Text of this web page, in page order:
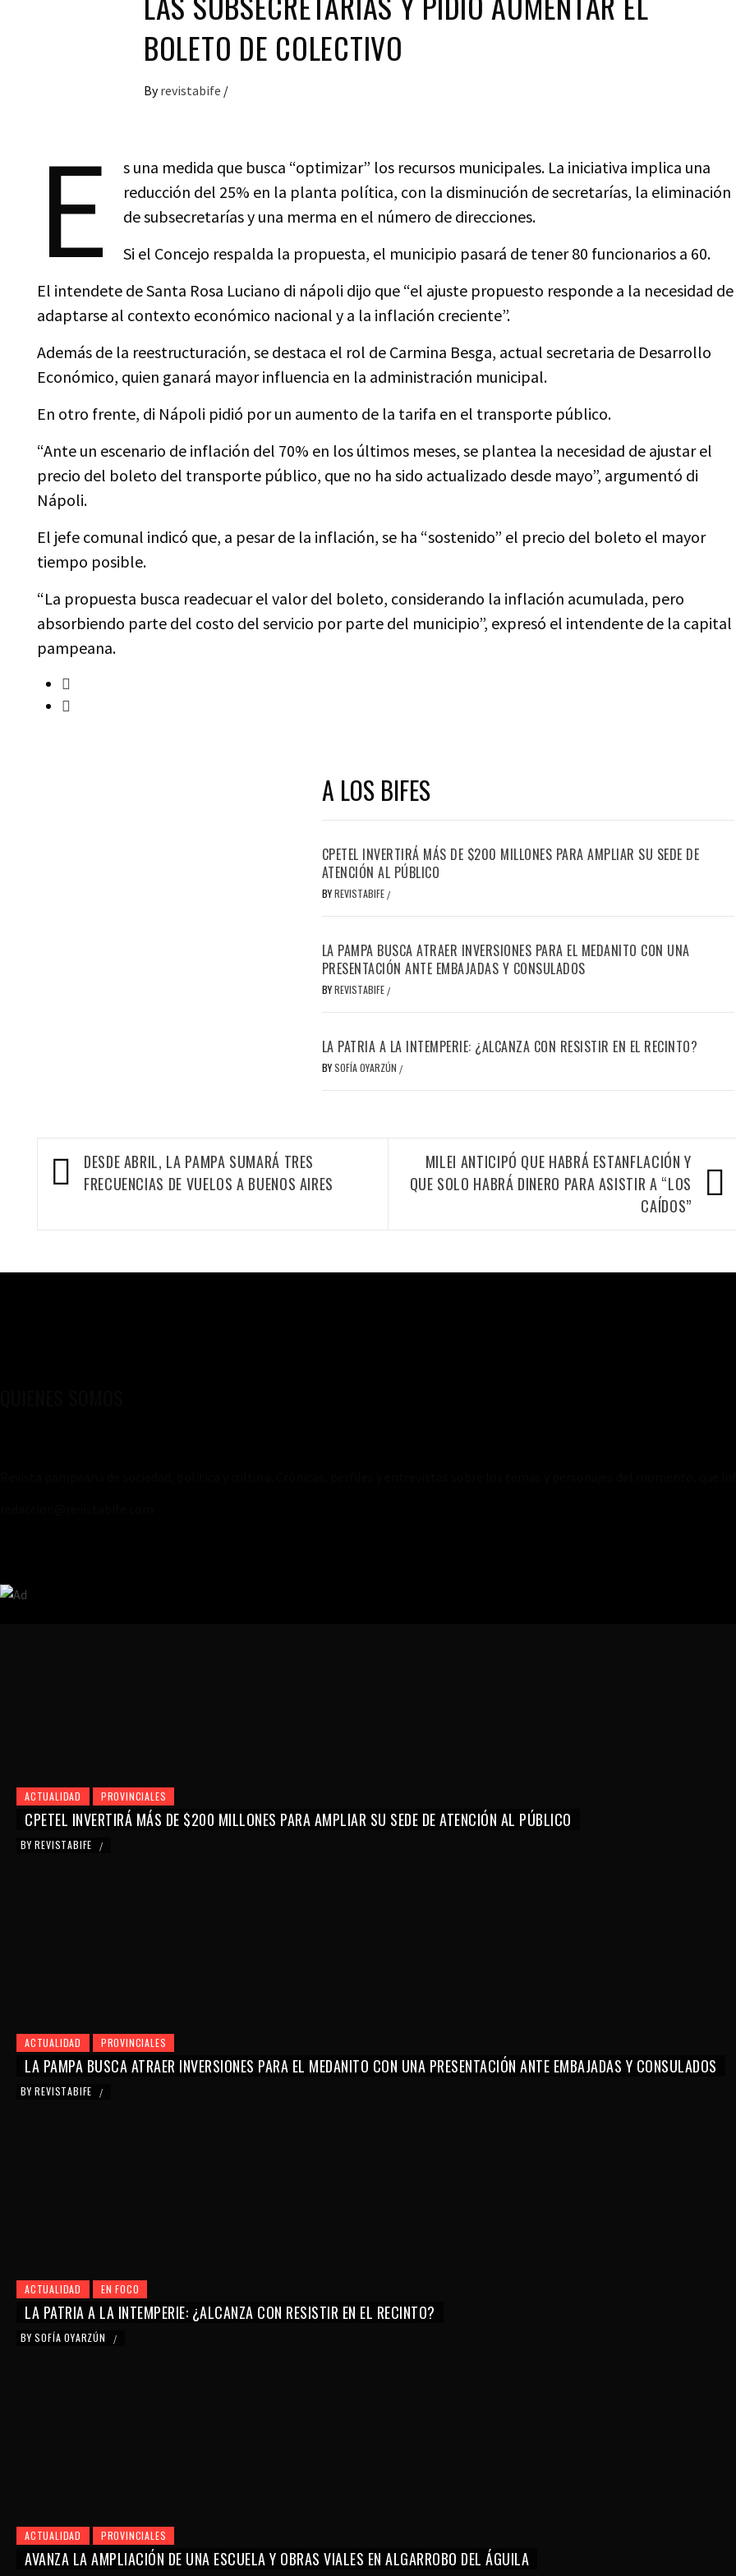
BOLETO DE COLECTIVO
By revistabife /
E
s una medida que busca “optimizar” los recursos municipales. La iniciativa implica una
reducción del 25% en la planta política, con la disminución de secretarías, la eliminación
de subsecretarías y una merma en el número de direcciones.
Si el Concejo respalda la propuesta, el municipio pasará de tener 80 funcionarios a 60.
El intendete de Santa Rosa Luciano di nápoli dijo que “el ajuste propuesto responde a la necesidad de
adaptarse al contexto económico nacional y a la inflación creciente”.
Además de la reestructuración, se destaca el rol de Carmina Besga, actual secretaria de Desarrollo
Económico, quien ganará mayor influencia en la administración municipal.
En otro frente, di Nápoli pidió por un aumento de la tarifa en el transporte público.
“Ante un escenario de inflación del 70% en los últimos meses, se plantea la necesidad de ajustar el
precio del boleto del transporte público, que no ha sido actualizado desde mayo”, argumentó di
Nápoli.
El jefe comunal indicó que, a pesar de la inflación, se ha “sostenido” el precio del boleto el mayor
tiempo posible.
“La propuesta busca readecuar el valor del boleto, considerando la inflación acumulada, pero
absorbiendo parte del costo del servicio por parte del municipio”, expresó el intendente de la capital
pampeana.
A LOS BIFES
CPETEL INVERTIRÁ MÁS DE $200 MILLONES PARA AMPLIAR SU SEDE DE
ATENCIÓN AL PÚBLICO
BY REVISTABIFE /
LA PAMPA BUSCA ATRAER INVERSIONES PARA EL MEDANITO CON UNA
PRESENTACIÓN ANTE EMBAJADAS Y CONSULADOS
BY REVISTABIFE /
LA PATRIA A LA INTEMPERIE: ¿ALCANZA CON RESISTIR EN EL RECINTO?
BY SOFÍA OYARZÚN /
Navegación
de
DESDE ABRIL, LA PAMPA SUMARÁ TRES
FRECUENCIAS DE VUELOS A BUENOS AIRES
MILEI ANTICIPÓ QUE HABRÁ ESTANFLACIÓN Y
QUE SOLO HABRÁ DINERO PARA ASISTIR A “LOS
CAÍDOS”
ACTUALIDAD PROVINCIALES
CPETEL INVERTIRÁ MÁS DE $200 MILLONES PARA AMPLIAR SU SEDE DE ATENCIÓN AL PÚBLICO
BY REVISTABIFE /
ACTUALIDAD PROVINCIALES
LA PAMPA BUSCA ATRAER INVERSIONES PARA EL MEDANITO CON UNA PRESENTACIÓN ANTE EMBAJADAS Y CONSULADOS
BY REVISTABIFE /
ACTUALIDAD EN FOCO
LA PATRIA A LA INTEMPERIE: ¿ALCANZA CON RESISTIR EN EL RECINTO?
BY SOFÍA OYARZÚN /
ACTUALIDAD PROVINCIALES
AVANZA LA AMPLIACIÓN DE UNA ESCUELA Y OBRAS VIALES EN ALGARROBO DEL ÁGUILA